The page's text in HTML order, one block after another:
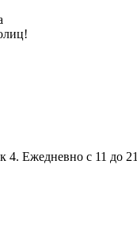
4. Ежедневно с 11 до 21